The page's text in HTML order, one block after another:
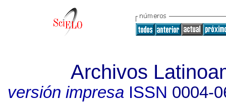
Archivos
versión impresaISSN 0004-